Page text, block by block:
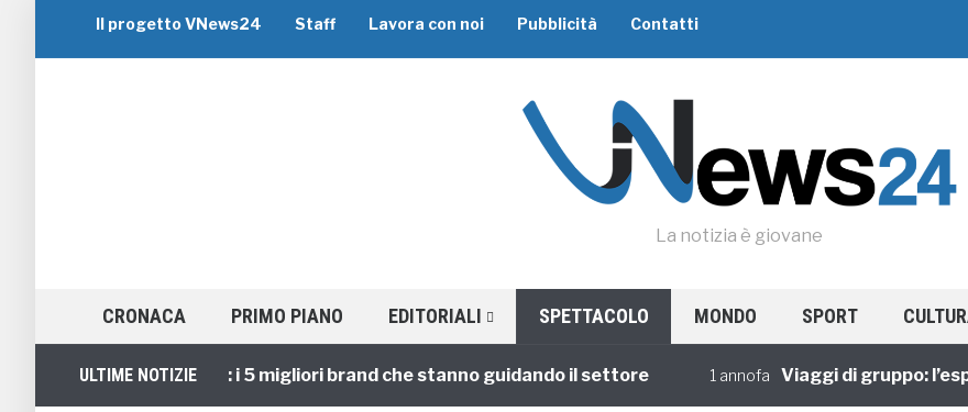
Il progetto VNews24 Staff Lavora con noi Pubblicità Contatti
La notizia è giovane
CRONACA PRIMO PIANO EDITORIALI SPETTACOLO MONDO SPORT
ULTIME NOTIZIE
Viaggi di Gruppo: i 5 migliori brand che stanno guidando il settore 1 annofa Viaggi di gruppo: